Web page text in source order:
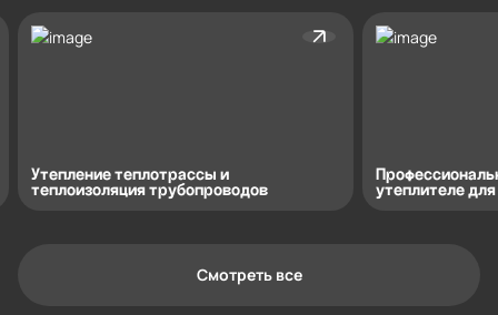
Утепление теплотрассы и
теплоизоляция трубопроводов
утеплителе
Смотреть все